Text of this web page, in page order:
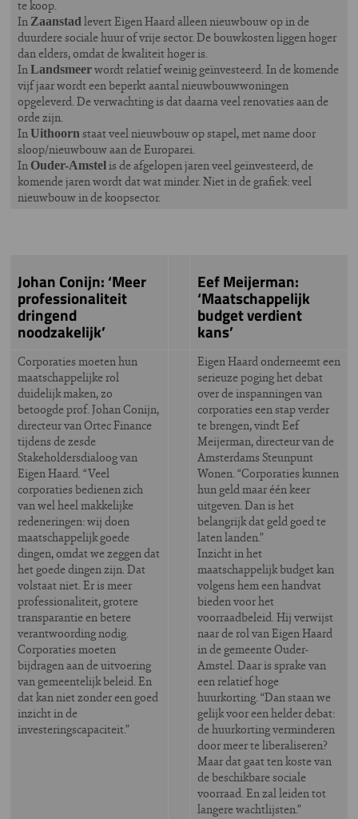
te koop.
In Zaanstad levert Eigen Haard alleen nieuwbouw op in de
duurdere sociale huur of vrije sector. De bouwkosten liggen hoger
dan elders, omdat de kwaliteit hoger is.
InLandsmeerwordt relatief weinig geïnvesteerd. In de komende
vijf jaar wordt een beperkt aantal nieuwbouwwoningen
opgeleverd. De verwachting is dat daarna veel renovaties aan de
orde zijn.
InUithoorn staat veel nieuwbouw op stapel, met name door
sloop/nieuwbouw aan de Europarei.
In Ouder-Amstelis de afgelopen jaren veel geïnvesteerd, de
komende jaren wordt dat wat minder. Niet in de grafiek: veel
nieuwbouw in de koopsector.
Johan Conijn: ‘Meer
professionaliteit
dringend
noodzakelijk’
Eef Meijerman:
‘Maatschappelijk
budget verdient
kans’
Corporaties moeten hun
maatschappelijke rol
duidelijk maken, zo
betoogde prof. Johan Conijn,
directeur van Ortec Finance
tijdens de zesde
Stakeholdersdialoog van
Eigen Haard. “Veel
corporaties bedienen zich
van wel heel makkelijke
redeneringen: wij doen
maatschappelijk goede
dingen, omdat we zeggen dat
het goede dingen zijn. Dat
volstaat niet. Er is meer
professionaliteit, grotere
transparantie en betere
verantwoording nodig.
Corporaties moeten
bijdragen aan de uitvoering
van gemeentelijk beleid. En
dat kan niet zonder een goed
inzicht in de
investeringscapaciteit.”
Eigen Haard onderneemt een
serieuze poging het debat
over de inspanningen van
corporaties een stap verder
te brengen, vindt Eef
Meijerman, directeur van de
Amsterdams Steunpunt
Wonen. “Corporaties kunnen
hun geld maar één keer
uitgeven. Dan is het
belangrijk dat geld goed te
laten landen.”
Inzicht in het
maatschappelijk budget kan
volgens hem een handvat
bieden voor het
voorraadbeleid. Hij verwijst
naar de rol van Eigen Haard
in de gemeente Ouder-
Amstel. Daar is sprake van
een relatief hoge
huurkorting. “Dan staan we
gelijk voor een helder debat:
de huurkorting verminderen
door meer te liberaliseren?
Maar dat gaat ten koste van
de beschikbare sociale
voorraad. En zal leiden tot
langere wachtlijsten.”